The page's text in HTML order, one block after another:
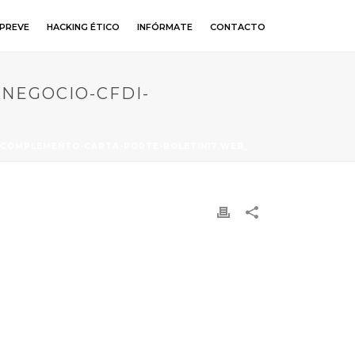
HACKING ÉTICO INFÓRMATE CONTACTO
CFDI-